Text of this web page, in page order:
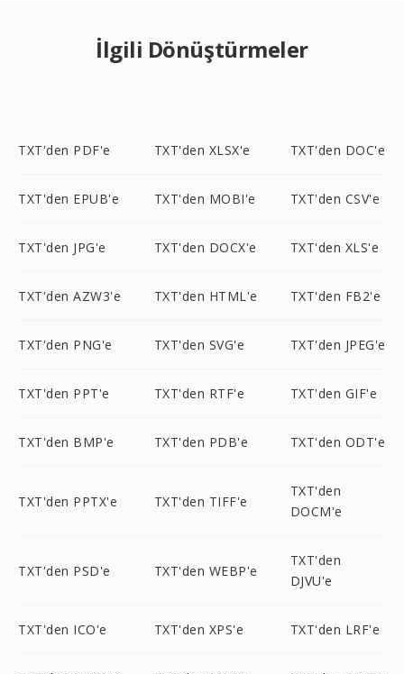
İlgili Dönüştürmeler
TXT'den PDF'e TXT'den XLSX'e TXT'den DOC'e
TXT'den EPUB'e TXT'den MOBI'e TXT'den CSV'e
TXT'den JPG'e TXT'den DOCX'e TXT'den XLS'e
TXT'den AZW3'e TXT'den HTML'e TXT'den FB2'e
TXT'den PNG'e TXT'den SVG'e TXT'den JPEG'e
TXT'den PPT'e TXT'den RTF'e TXT'den GIF'e
TXT'den BMP'e TXT'den PDB'e TXT'den ODT'e
TXT'den PPTX'e TXT'den TIFF'e
TXT'den
DOCM'e
TXT'den PSD'e TXT'den WEBP'e
TXT'den
DJVU'e
TXT'den ICO'e TXT'den XPS'e TXT'den LRF'e